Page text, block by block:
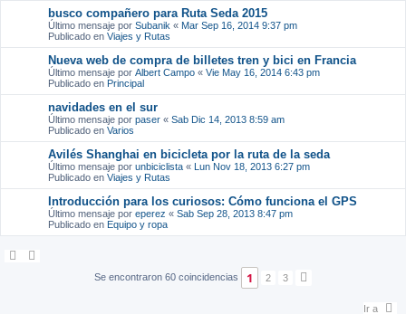
busco compañero para Ruta Seda 2015
Último mensaje por Subanik « Mar Sep 16, 2014 9:37 pm
Publicado en Viajes y Rutas
Nueva web de compra de billetes tren y bici en Francia
Último mensaje por Albert Campo « Vie May 16, 2014 6:43 pm
Publicado en Principal
navidades en el sur
Último mensaje por paser « Sab Dic 14, 2013 8:59 am
Publicado en Varios
Avilés Shanghai en bicicleta por la ruta de la seda
Último mensaje por unbiciclista « Lun Nov 18, 2013 6:27 pm
Publicado en Viajes y Rutas
Introducción para los curiosos: Cómo funciona el GPS
Último mensaje por eperez « Sab Sep 28, 2013 8:47 pm
Publicado en Equipo y ropa
Se encontraron 60 coincidencias 1 2 3
Ir a